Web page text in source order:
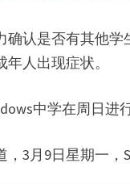
确认是否有其他
人出现症状。
中学在周日进
3月9日星期一，